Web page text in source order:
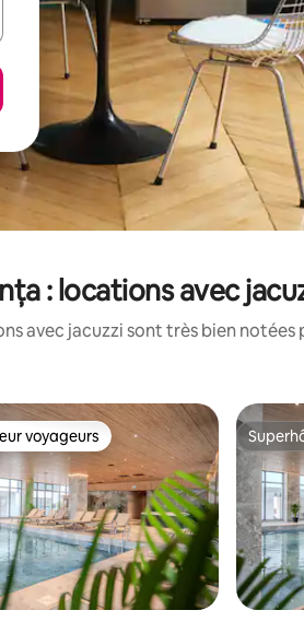
: locations avec
avec jacuzzi sont très bien
voyageurs
voyageurs